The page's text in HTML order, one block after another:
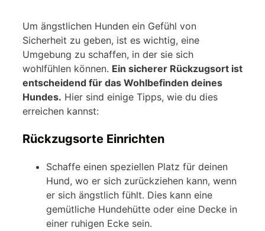
Um ängstlichen Hunden ein Gefühl von
Sicherheit zu geben, ist es wichtig, eine
Umgebung zu schaffen, in der sie sich
wohlfühlen können. Ein sicherer Rückzugsort ist
entscheidend für das Wohlbefinden deines
Hundes. Hier sind einige Tipps, wie du dies
erreichen kannst:
Rückzugsorte Einrichten
Schaffe einen speziellen Platz für deinen
Hund, wo er sich zurückziehen kann, wenn
er sich ängstlich fühlt. Dies kann eine
gemütliche Hundehütte oder eine Decke in
einer ruhigen Ecke sein.